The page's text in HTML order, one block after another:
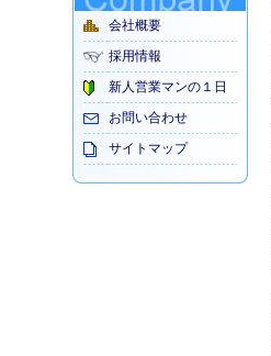
会社概要
採用情報
新人営業マンの１日
お問い合わせ
サイトマップ